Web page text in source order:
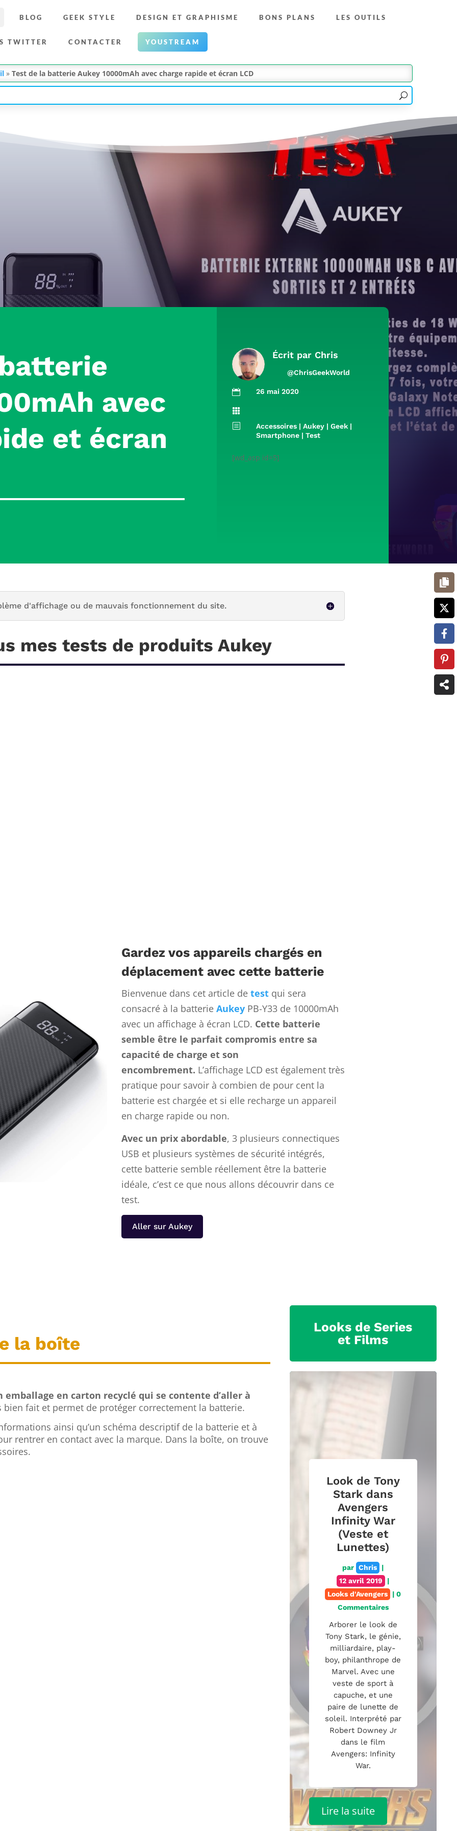
BLOG GEEK STYLE DESIGN ET GRAPHISME BONS PLANS LES OUTILS
TWITTER CONTACTER YOUSTREAM
»Test de la batterie Aukey 10000mAh avec charge rapide et écran LCD
avec
et écran
Écrit par Chris
@ChrisGeekWorld
 26 mai 2020

b
Accessoires |Aukey |Geek |
Smartphone |Test
[wd_asp id=5]
d'affichage ou de mauvais fonctionnement du site.
mes tests de produits Aukey
Gardez vos appareils chargés en
déplacement avec cette batterie
Bienvenue dans cet article de testqui sera
consacré à la batterie Aukey PB-Y33de 10000mAh
avec un affichage à écran LCD. Cette batterie
semble être le parfait compromis entre sa
capacité de charge et son
encombrement. L’affichage LCD est également très
pratique pour savoir à combien de pour cent la
batterie est chargée et si elle recharge un appareil
en charge rapide ou non.
Avec un prix abordable, 3 plusieurs connectiques
USB et plusieurs systèmes de sécurité intégrés,
cette batterie semble réellement être la batterie
idéale, c’est ce que nous allons découvrir dans ce
test.
Aller sur Aukey
la boîte
emballage en carton recyclé qui se contente d’aller à
bien fait et permet de protéger correctement la batterie.
ainsi qu’un schéma descriptif de la batterie et à
rentrer en contact avec la marque. Dans la boîte, on trouve
Looks de Series
et Films
Look de Tony
Stark dans
Avengers
Infinity War
(Veste et
Lunettes)
par Chris
|
12 avril 2019
|
Looks d'Avengers
| 0
Commentaires
Arborer le look de
Tony Stark, le génie,
milliardaire, play-
boy, philanthrope de
Marvel. Avec une
veste de sport à
capuche, et une
paire de lunette de
soleil. Interprété par
Robert Downey Jr
dans le film
Avengers: Infinity
War.
Lire la suite